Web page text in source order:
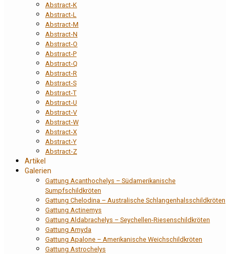
Abstract-K
Abstract-L
Abstract-M
Abstract-N
Abstract-O
Abstract-P
Abstract-Q
Abstract-R
Abstract-S
Abstract-T
Abstract-U
Abstract-V
Abstract-W
Abstract-X
Abstract-Y
Abstract-Z
Artikel
Galerien
Gattung Acanthochelys – Südamerikanische
Sumpfschildkröten
Gattung Chelodina – Australische Schlangenhalsschildkröten
Gattung Actinemys
Gattung Aldabrachelys – Seychellen-Riesenschildkröten
Gattung Amyda
Gattung Apalone – Amerikanische Weichschildkröten
Gattung Astrochelys